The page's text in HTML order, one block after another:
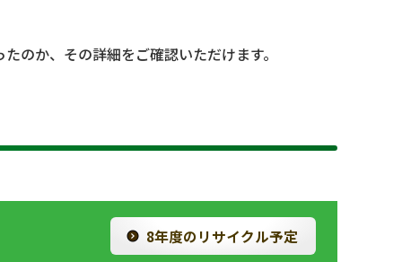
のか、その詳細をご確認いただけます。
8年度のリサイクル予定